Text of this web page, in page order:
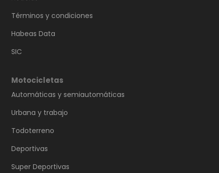
Términos y condiciones
Habeas Data
SIC
Motocicletas
Automáticas y semiautomáticas
Urbana y trabajo
Todoterreno
Deportivas
Super Deportivas